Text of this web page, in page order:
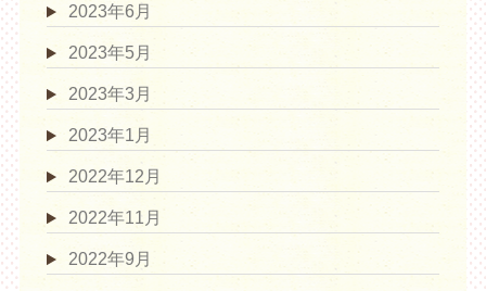
2023年6月
2023年5月
2023年3月
2023年1月
2022年12月
2022年11月
2022年9月